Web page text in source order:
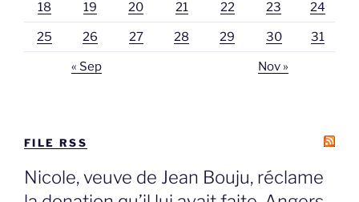
18 19 20 21 22 23 24
25 26 27 28 29 30 31
« Sep Nov »
FILE RSS
Nicole, veuve de Jean Bouju, réclame